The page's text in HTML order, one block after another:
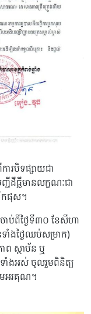
ារបិទផ្សាយជា
ជីដីធ្លីមានលក្ខណៈជា
កផុស។
ាប់ពីថ្ងៃទី៣០ ខែសីហា
ាំងថ្ងៃឈប់សម្រាក)
ាព ស្ថាប័ន ឬ
ទាំងអស់ ចូលរួមពិនិត្យ
មអរគុណ។